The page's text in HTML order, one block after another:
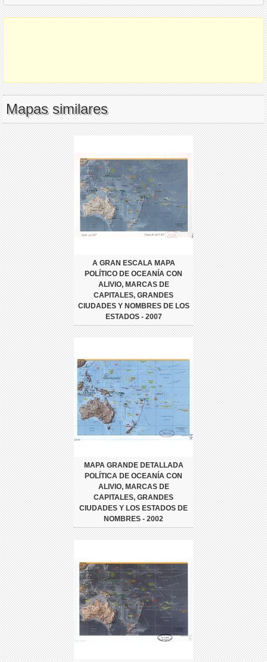
Mapas similares
A GRAN ESCALA MAPA
POLÍTICO DE OCEANÍA CON
ALIVIO, MARCAS DE
CAPITALES, GRANDES
CIUDADES Y NOMBRES DE LOS
ESTADOS - 2007
MAPA GRANDE DETALLADA
POLÍTICA DE OCEANÍA CON
ALIVIO, MARCAS DE
CAPITALES, GRANDES
CIUDADES Y LOS ESTADOS DE
NOMBRES - 2002